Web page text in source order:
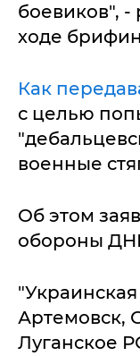
боевиков", -
ходе
Как
с целью
военные
Об этом
обороны
"Украинская
Артемовск,
Луганское